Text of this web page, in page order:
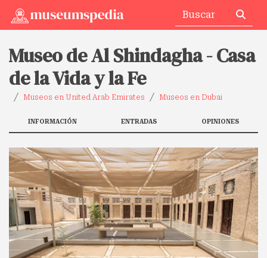
Museo de Al Shindagha - Casa
de la Vida y la Fe
Museos en United Arab Emirates Museos en Dubai
INFORMACIÓN ENTRADAS OPINIONES